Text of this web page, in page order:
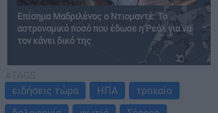
Επίσημα Μαδριλένος ο Ντιομαντέ: Το
αστρονομικό ποσό που έδωσε η Ρεάλ για να
τον κάνει δικό της
ειδήσεις τώρα
ΗΠΑ
τροχαίο